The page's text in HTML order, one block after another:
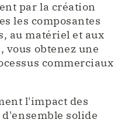
par la création
les composantes
au matériel et aux
obtenez une
commerciaux
l'impact des
solide